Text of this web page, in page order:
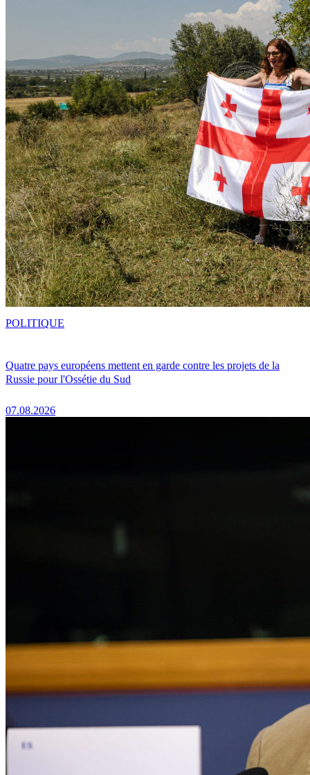
Quatre pays européens mettent en garde contre les projets de la
Russie pour l'Ossétie du Sud
07.08.2026
POLITIQUE